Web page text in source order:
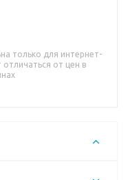
только для интернет-
от цен в